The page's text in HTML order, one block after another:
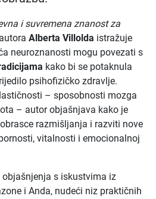
i suvremena znanost za
Alberta Villolda istražuje
neuroznanosti mogu povezati s
kako bi se potaknula
psihofizičko zdravlje.
– sposobnosti mozga
– autor objašnjava kako je
razmišljanja i razviti nove
vitalnosti i emocionalnoj
s iskustvima iz
i Anda, nudeći niz praktičnih